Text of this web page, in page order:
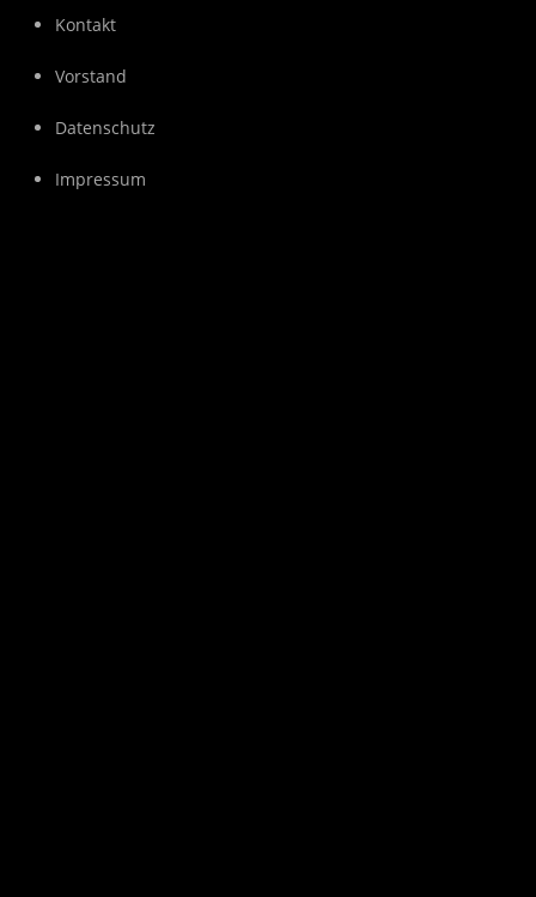
Kontakt
Vorstand
Datenschutz
Impressum